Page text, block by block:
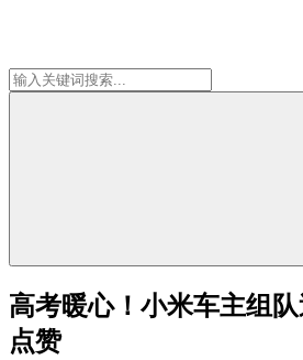
高考暖心！小米车主组
点赞